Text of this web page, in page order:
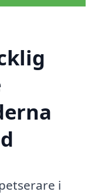
i